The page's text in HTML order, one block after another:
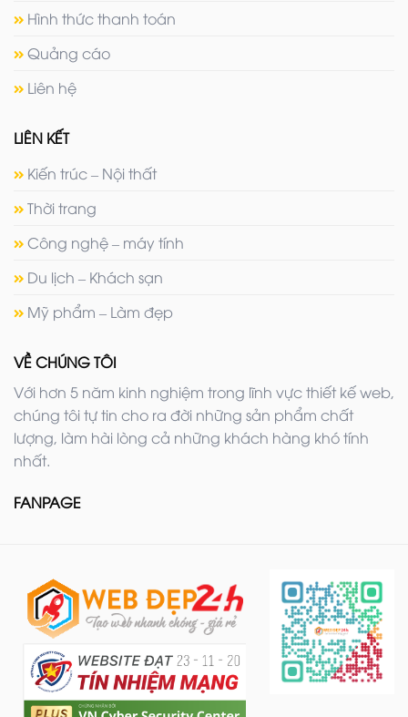
Hình thức thanh toán
Quảng cáo
Liên hệ
LIÊN KẾT
Kiến trúc – Nội thất
Thời trang
Công nghệ – máy tính
Du lịch – Khách sạn
Mỹ phẩm – Làm đẹp
VỀ CHÚNG TÔI
Với hơn 5 năm kinh nghiệm trong lĩnh vực thiết kế web,
chúng tôi tự tin cho ra đời những sản phẩm chất
lượng, làm hài lòng cả những khách hàng khó tính
nhất.
FANPAGE